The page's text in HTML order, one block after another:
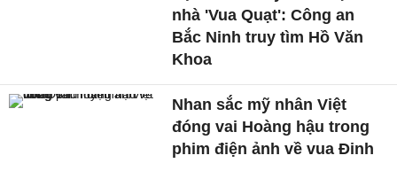
nhà 'Vua Quạt': Công an
Bắc Ninh truy tìm Hồ Văn
Khoa
Nhan sắc mỹ nhân Việt
đóng vai Hoàng hậu trong
phim điện ảnh về vua Đinh